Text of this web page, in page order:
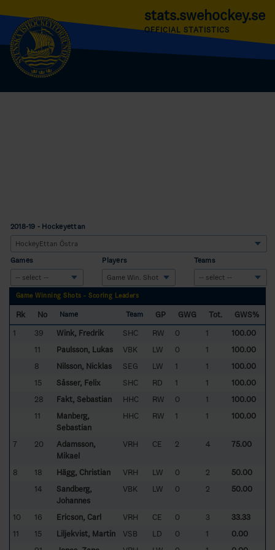
stats.swehockey.se
OFFICIAL STATISTICS
2018-19 - Hockeyettan
Games Players Teams
Game Winning Shots - Scoring Leaders
Rk No Name Team GP GWG Tot.
GWS%
1
39 Wink, Fredrik SHC RW 0 1
100.00
11
Paulsson, Lukas VBK LW 0 1
100.00
8
Nilsson, Nicklas SEG LW 1 1
100.00
15
Såsser, Felix SHC RD 1 1
100.00
28
Fakt, Sebastian HHC RW 0 1
100.00
11
Manberg,
Sebastian
HHC RW 1 1 100.00
7 20
Adamsson,
Mikael
VRH CE 2 4 75.00
8 18 Hägg, Christian VRH LW 0 2
50.00
14
Sandberg,
Johannes
VBK LW 0 2 50.00
10 16 Ericson, Carl VRH CE 0 3
33.33
11
15 Liljekvist, Martin VSB LD 0 1
0.00